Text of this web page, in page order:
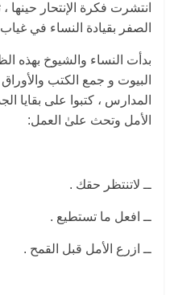
انتشرت فكرة الإنتحار حينها
الصفر بقيادة النساء في
بدأت النساء والشيوخ بهذه
البيوت و جمع الكتب
المدارس ، كتبوا على بقايا
الأمل وتحث علىٰ العمل:
ــ لاتنتظر حقك .
ــ افعل ما تستطيع .
ــ ازرع الأمل قبل القمح .